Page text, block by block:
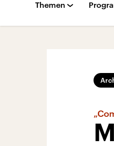
Themen